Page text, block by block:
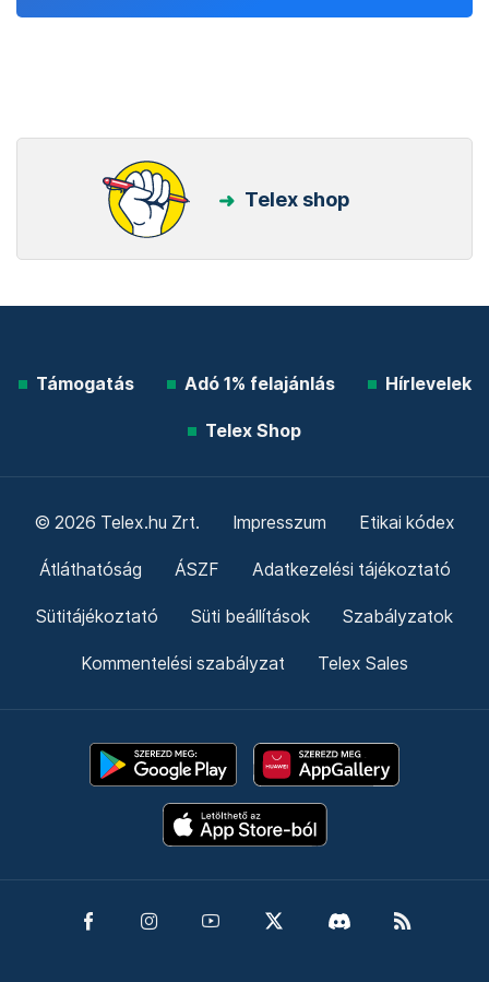
Telex shop
Támogatás Adó 1% felajánlás Hírlevelek
Telex Shop
© 2026 Telex.hu Zrt. Impresszum Etikai kódex
Átláthatóság ÁSZF Adatkezelési tájékoztató
Sütitájékoztató Süti beállítások Szabályzatok
Kommentelési szabályzat Telex Sales